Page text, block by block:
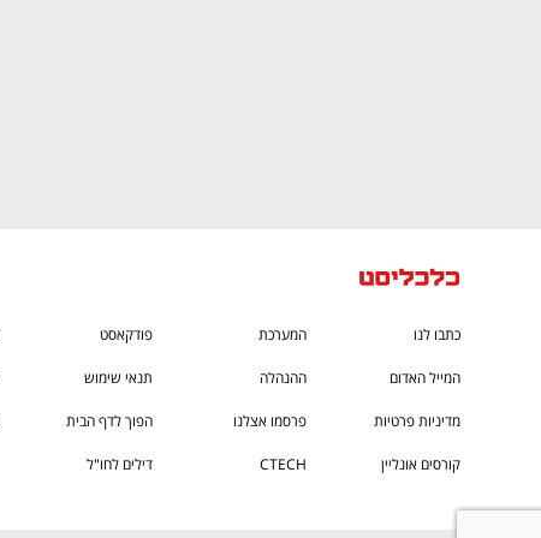
כתבו לנו המערכת פודקאסט
המייל האדום ההנהלה תנאי שימוש
מדיניות פרטיות פרסמו אצלנו הפוך לדף הבית
קורסים אונליין CTECH
דילים לחו"ל